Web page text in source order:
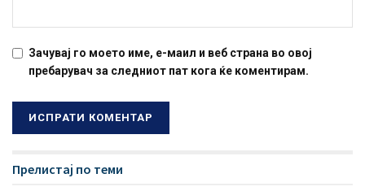
Зачувај го моето име, е-маил и веб страна во овој
пребарувач за следниот пат кога ќе коментирам.
Прелистај по теми